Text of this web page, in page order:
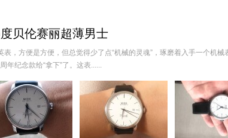
贝伦赛丽超薄男士
，方便是方便，但总觉得少了点“机械的灵魂”，琢磨着入手一个机
年纪念款给“拿下”了。这表......